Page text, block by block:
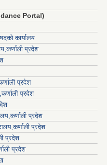
Portal)
कार्यालय
प्रदेश
प्रदेश
प्रदेश
प्रदेश
प्रदेश
प्रदेश
प्रदेश